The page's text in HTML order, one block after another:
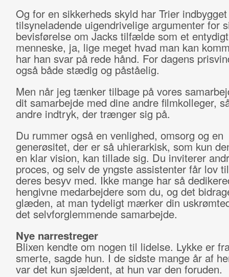
Og for en sikkerheds skyld har Trier
tilsyneladende uigendrivelige argumenter for
bevisførelse om Jacks tilfælde som et
menneske, ja, lige meget hvad man kan
har han svar på rede hånd. For dagens
også både stædig og påståelig.
Men når jeg tænker tilbage på vores
dit samarbejde med dine andre filmkolleger,
andre indtryk, der trænger sig på.
Du rummer også en venlighed, omsorg og en
generøsitet, der er så uhierarkisk, som kun
en klar vision, kan tillade sig. Du inviterer
proces, og selv de yngste assistenter får lov
deres besyv med. Ikke mange har så
hengivne medarbejdere som du, og det
glæden, at man tydeligt mærker din
det selvforglemmende samarbejde.
Nye narrestreger
Blixen kendte om nogen til lidelse. Lykke er
smerte, sagde hun. I de sidste mange år af
var det kun sjældent, at hun var den foruden.